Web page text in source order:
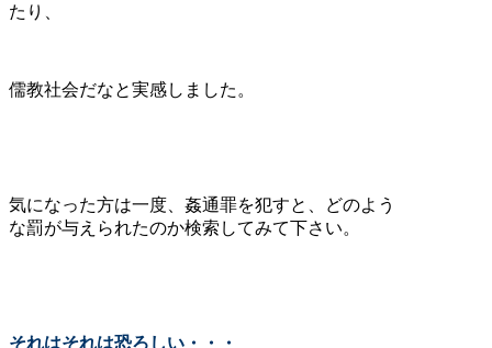
たり、
儒教社会だなと実感しました。
気になった方は一度、姦通罪を犯すと、どのよう
な罰が与えられたのか検索してみて下さい。
それはそれは恐ろしい・・・